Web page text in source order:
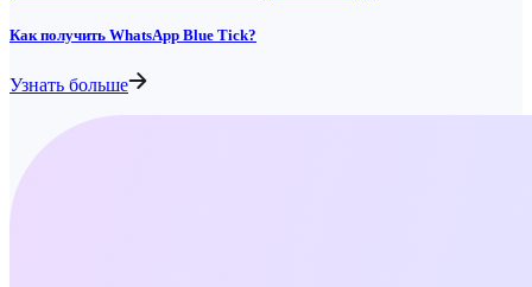
Как получить WhatsApp Blue Tick?
Узнать больше